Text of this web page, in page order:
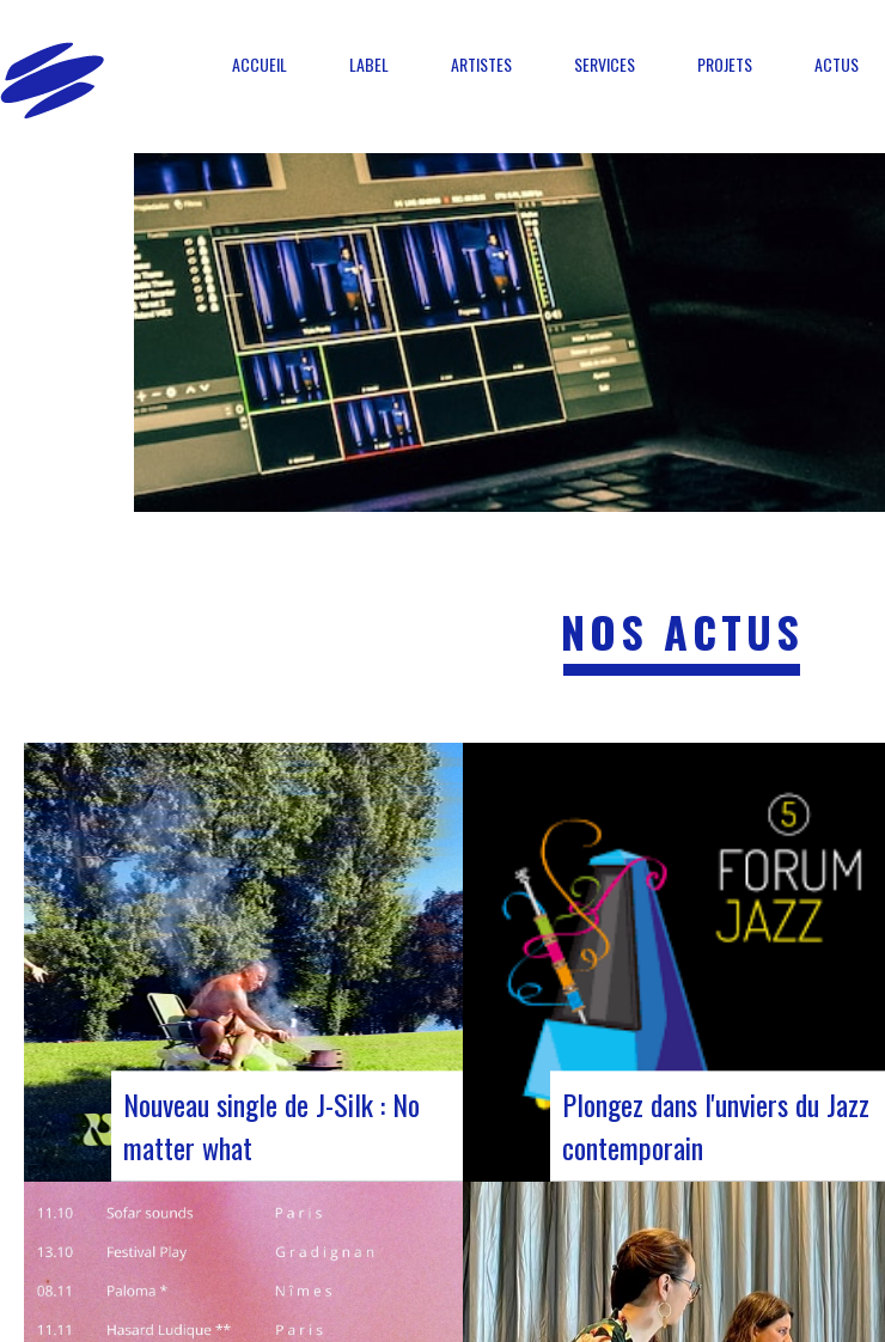
ACCUEIL LABEL ARTISTES SERVICES PROJETS ACTUS
NOS ACTUS
Nouveau single de J-Silk : No
matter what
Le duo de NuSoul J-Silk a encore frappé. Le
groupe a récemment dévoilé son dernier
chef-d’œuvre en collaboration avec leur ami
Cheeko, apportant une touche
contemporaine à la scène Nu Soul. Ce
Plongez dans l'unviers du Jazz
contemporain
Forum Jazz 2023 Pour sa 5ème édition, le
Forum Jazz s’installe à Lyon, du 29 novembre
au 2 décembre 2023, pour 3 jours dédiés
aux passionnés de jazz. Cet événement
d’envergure promet une immersion totale